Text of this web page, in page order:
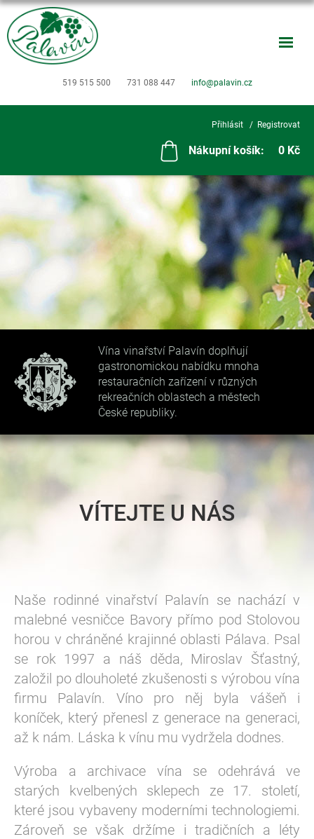
519 515 500 731 088 447 info@palavin.cz
Přihlásit Registrovat
Nákupní košík: 0 Kč
Vína vinařství Palavín doplňují
gastronomickou nabídku mnoha
restauračních zařízení v různých
rekreačních oblastech a městech
České republiky.
VÍTEJTE U NÁS
Naše rodinné vinařství Palavín se nachází v
malebné vesničce Bavory přímo pod Stolovou
horou v chráněné krajinné oblasti Pálava. Psal
se rok 1997 a náš děda, Miroslav Šťastný,
založil po dlouholeté zkušenosti s výrobou vína
firmu Palavín. Víno pro něj byla vášeň i
koníček, který přenesl z generace na generaci,
až k nám. Láska k vínu mu vydržela dodnes.
Výroba a archivace vína se odehrává ve
starých kvelbených sklepech ze 17. století,
které jsou vybaveny moderními technologiemi.
Zároveň se však držíme i tradičních a léty